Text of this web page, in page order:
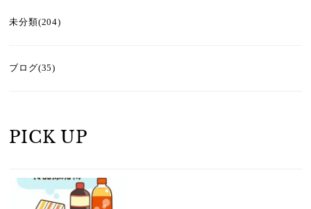
未分類(204)
ブログ(35)
PICK UP